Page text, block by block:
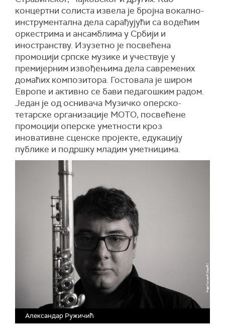
концертни солиста извела је бројна вокално-
инструментална дела сарађујући са водећим
оркестрима и ансамблима у Србији и
иностранству. Изузетно је посвећена
промоцији српске музике и учествује у
премијерним извођењима дела савремених
домаћих композитора. Гостовала је широм
Европе и активно се бави педагошким радом.
Један је од оснивача Музичко оперско-
тетарске организације МОТО, посвећене
промоцији оперске уметности кроз
иновативне сценске пројекте, едукацију
публике и подршку младим уметницима.
Александар Ружичић